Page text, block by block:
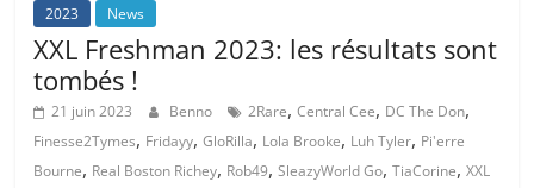
2023 News
XXL Freshman 2023: les résultats sont
tombés !
21 juin 2023 Benno 2Rare,Central Cee, DC The Don,
Finesse2Tymes, Fridayy,GloRilla, Lola Brooke, Luh Tyler, Pi'erre
Bourne, Real Boston Richey, Rob49,SleazyWorld Go,TiaCorine,XXL